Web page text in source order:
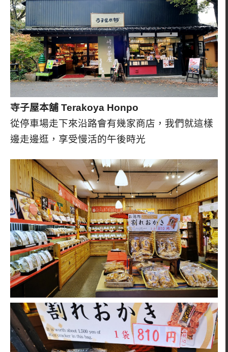
寺子屋本舖 Terakoya Honpo
從停車場走下來沿路會有幾家商店，我們就這樣
邊走邊逛，享受慢活的午後時光